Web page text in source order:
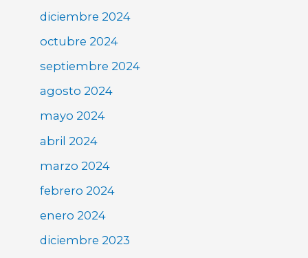
diciembre 2024
octubre 2024
septiembre 2024
agosto 2024
mayo 2024
abril 2024
marzo 2024
febrero 2024
enero 2024
diciembre 2023